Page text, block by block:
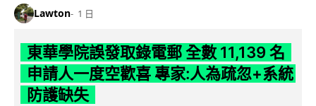
Lawton 1 日
東華學院誤發取錄電郵 全數 11,139 名
申請人一度空歡喜 專家:人為疏忽+系統
防護缺失